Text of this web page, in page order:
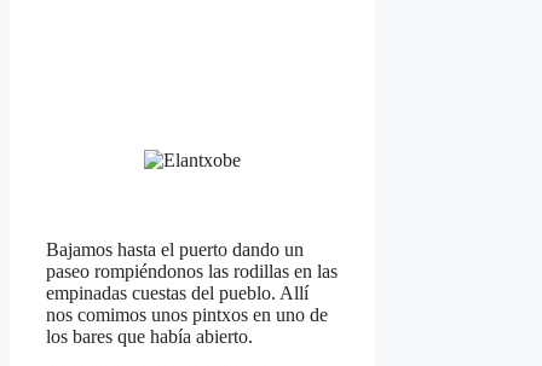
Bajamos hasta el puerto dando un
paseo rompiéndonos las rodillas en las
empinadas cuestas del pueblo. Allí
nos comimos unos pintxos en uno de
los bares que había abierto.